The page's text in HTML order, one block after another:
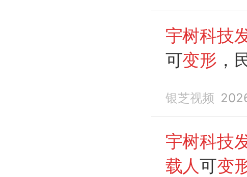
宇树科技
可变形 ，
银芝视频
宇树科技
载人可变